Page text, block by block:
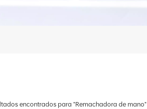
encontrados para "Remachadora de mano"